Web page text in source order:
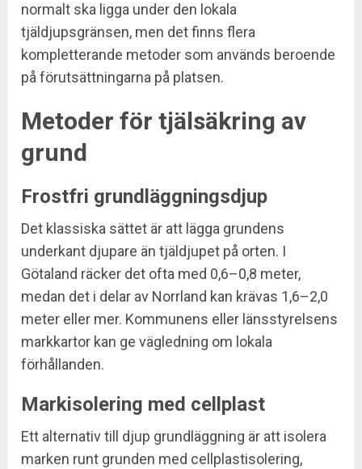
normalt ska ligga under den lokala
tjäldjupsgränsen, men det finns flera
kompletterande metoder som används beroende
på förutsättningarna på platsen.
Metoder för tjälsäkring av
grund
Frostfri grundläggningsdjup
Det klassiska sättet är att lägga grundens
underkant djupare än tjäldjupet på orten. I
Götaland räcker det ofta med 0,6–0,8 meter,
medan det i delar av Norrland kan krävas 1,6–2,0
meter eller mer. Kommunens eller länsstyrelsens
markkartor kan ge vägledning om lokala
förhållanden.
Markisolering med cellplast
Ett alternativ till djup grundläggning är att isolera
marken runt grunden med cellplastisolering,